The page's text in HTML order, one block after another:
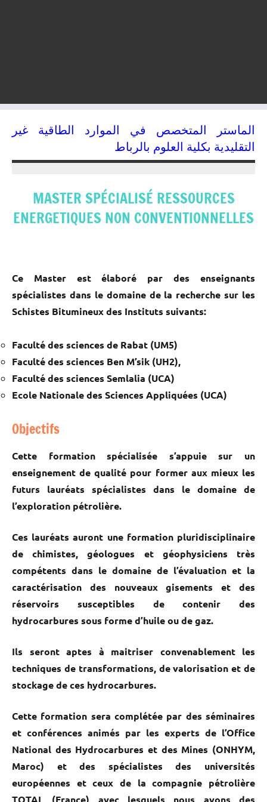
الماستر المتخصص في الموارد الطاقية غير
التقليدية بكلية العلوم بالرباط
MASTER SPÉCIALISÉ RESSOURCES
ENERGETIQUES NON CONVENTIONNELLES
Ce Master est élaboré par des enseignants
spécialistes dans le domaine de la recherche sur les
Schistes Bitumineux des Instituts suivants:
Faculté des sciences de Rabat (UM5)
Faculté des sciences Ben M’sik (UH2),
Faculté des sciences Semlalia (UCA)
Ecole Nationale des Sciences Appliquées (UCA)
Objectifs
Cette formation spécialisée s’appuie sur un
enseignement de qualité pour former aux mieux les
futurs lauréats spécialistes dans le domaine de
l’exploration pétrolière.
Ces lauréats auront une formation pluridisciplinaire
de chimistes, géologues et géophysiciens très
compétents dans le domaine de l’évaluation et la
caractérisation des nouveaux gisements et des
réservoirs susceptibles de contenir des
hydrocarbures sous forme d’huile ou de gaz.
Ils seront aptes à maitriser convenablement les
techniques de transformations, de valorisation et de
stockage de ces hydrocarbures.
Cette formation sera complétée par des séminaires
et conférences animés par les experts de l’Office
National des Hydrocarbures et des Mines (ONHYM,
Maroc) et des spécialistes des universités
européennes et ceux de la compagnie pétrolière